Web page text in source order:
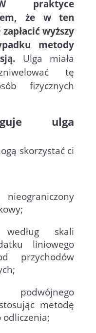
praktyce
że w ten
wyższy
metody
Ulga miała
tę
fizycznych
ulga
skorzystać ci
skali
liniowego
przychodów
metodę